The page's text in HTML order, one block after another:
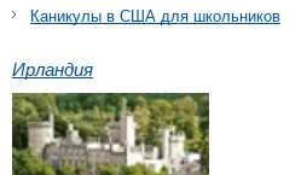
Каникулы в США для школьников
Ирландия